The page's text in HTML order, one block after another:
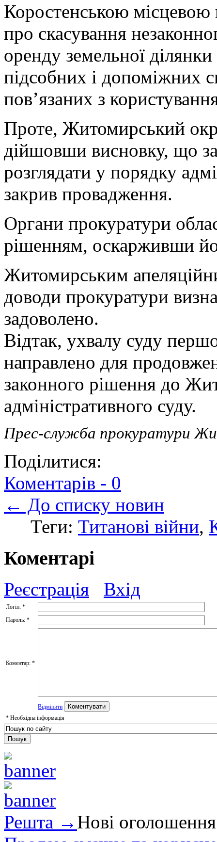
Коростенською місцевою
про скасування
оренду земельної
підсобних і допоміжних
пов’язаних з
Проте, Житомирський
дійшовши висновку, що
розглядати у порядку
закрив провадження.
Органи прокуратури
рішенням, оскарживши
Житомирським
доводи прокуратури
задоволено.
Відтак, ухвалу суду
направлено для
законного рішення до
адміністративного суду.
Прес-служба прокуратури
Поділитися:
Коментарів - 0
← До списку новин
Теги: Титанові війни,
Коментарі
Реєстрація Вхід
Логін: *
Пароль: *
Коментар: *
Відмінити
* Необхідна інформація
Решта → Нові оголошення